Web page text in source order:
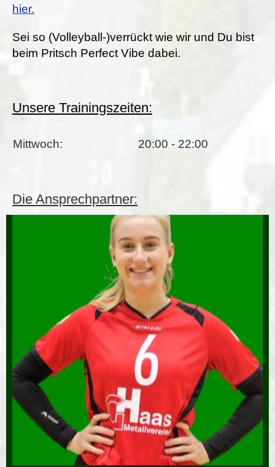
hier.
Sei so (Volleyball-)verrückt wie wir und Du bist
beim Pritsch Perfect Vibe dabei.
Unsere Trainingszeiten:
Mittwoch: 20:00 - 22:00
Die Ansprechpartner: